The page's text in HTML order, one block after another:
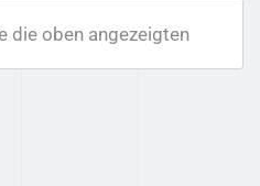
die oben angezeigten